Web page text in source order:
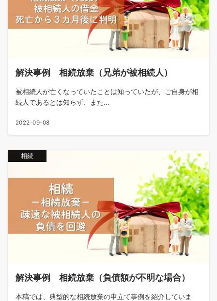
解決事例 相続放棄（兄弟が被相続人）
被相続人が亡くなっていたことは知っていたが、ご自身が相
続人であるとは知らず、また...
2022-09-08
相続
解決事例 相続放棄（負債額が不明な場合）
本稿では、典型的な相続放棄の申立て事例を紹介していま